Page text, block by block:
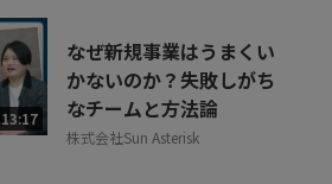
13:17
なぜ新規事業はうまくい
かないのか？失敗しがち
なチームと方法論
株式会社Sun Asterisk